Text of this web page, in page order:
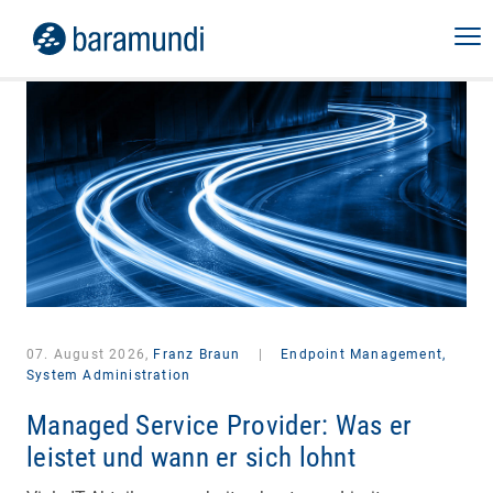
07. August 2026, Franz Braun
Endpoint Management,
System Administration
Managed Service Provider: Was er
leistet und wann er sich lohnt